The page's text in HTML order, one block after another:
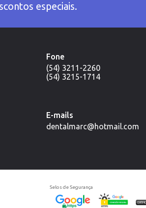
especiais.
Fone
(54) 3211-2260
(54) 3215-1714
E-mails
dentalmarc@hotmail.com
Selos de Segurança